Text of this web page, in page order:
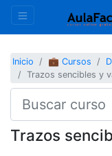
Inicio 💼 Cursos
Trazos sencibles y
Trazos